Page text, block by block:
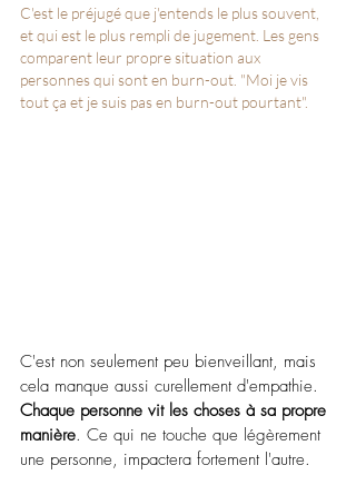
C'est le préjugé que j'entends le plus souvent,
et qui est le plus rempli de jugement. Les gens
comparent leur propre situation aux
personnes qui sont en burn-out. "Moi je vis
tout ça et je suis pas en burn-out pourtant".
C'est non seulement peu bienveillant, mais
cela manque aussi curellement d'empathie.
Chaque personne vit les choses à sa propre
manière. Ce qui ne touche que légèrement
une personne, impactera fortement l'autre.